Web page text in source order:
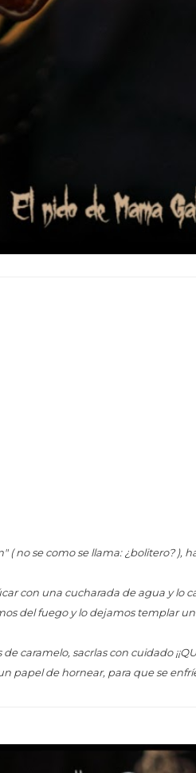
no se como se llama: ¿bolitero? ),
con una cucharada de agua y lo
del fuego y lo dejamos templar
caramelo, sacrlas con cuidado
papel de hornear, para que se